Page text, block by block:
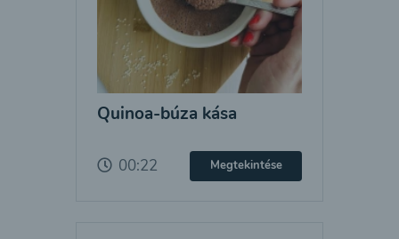
Quinoa-búza kása
00:22 Megtekintése